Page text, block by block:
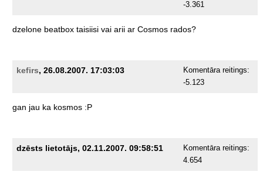
-3.361
dzelone beatbox taisiisi vai arii ar Cosmos rados?
kefirs, 26.08.2007. 17:03:03
Komentāra reitings:
-5.123
gan jau ka kosmos :P
dzēsts lietotājs, 02.11.2007. 09:58:51
Komentāra reitings:
4.654